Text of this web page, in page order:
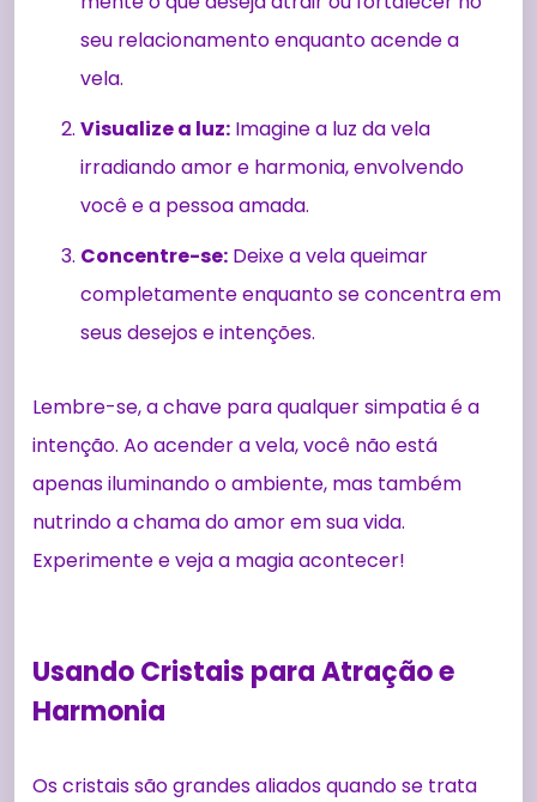
seu relacionamento enquanto acende a
vela.
Visualize a luz: Imagine a luz da vela
irradiando amor e harmonia, envolvendo
você e a pessoa amada.
Concentre-se: Deixe a vela queimar
completamente enquanto se concentra em
seus desejos e intenções.
Lembre-se, a chave para qualquer simpatia é a
intenção. Ao acender a vela, você não está
apenas iluminando o ambiente, mas também
nutrindo a chama do amor em sua vida.
Experimente e veja a magia acontecer!
Usando Cristais para Atração e
Harmonia
Os cristais são grandes aliados quando se trata